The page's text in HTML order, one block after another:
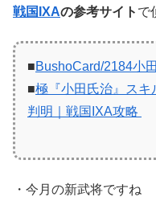
戦国IXAの参考サイト で
■BushoCard/2184小
■極『小田氏治』ス
判明｜戦国IXA攻略
・今月の新武将ですね